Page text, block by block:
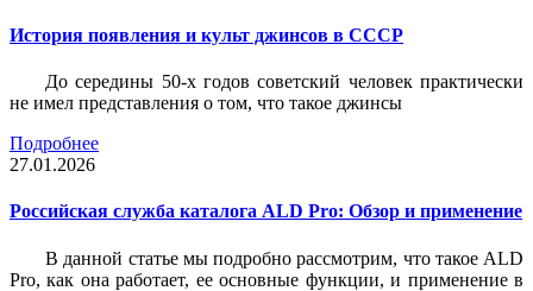
История появления и культ джинсов в СССР
До середины 50-х годов советский человек практически
не имел представления о том, что такое джинсы
Подробнее
27.01.2026
Российская служба каталога ALD Pro: Обзор и применение
В данной статье мы подробно рассмотрим, что такое ALD
Pro, как она работает, ее основные функции, и применение в